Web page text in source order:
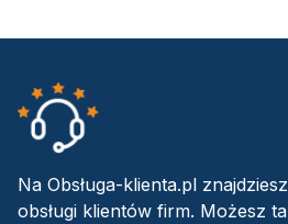
Na Obsługa-klienta.pl
obsługi klientów firm. Możesz